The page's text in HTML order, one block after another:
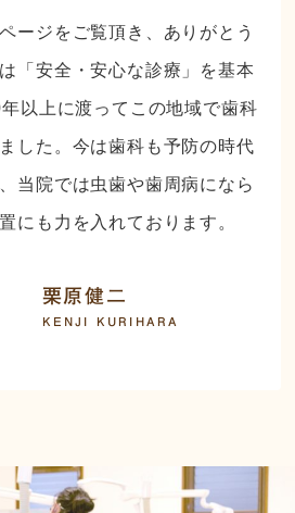
ージをご覧頂き、ありがとう
「安全・安心な診療」を基本
以上に渡ってこの地域で歯科
した。今は歯科も予防の時代
当院では虫歯や歯周病になら
にも力を入れております。
栗原健二
KENJI KURIHARA